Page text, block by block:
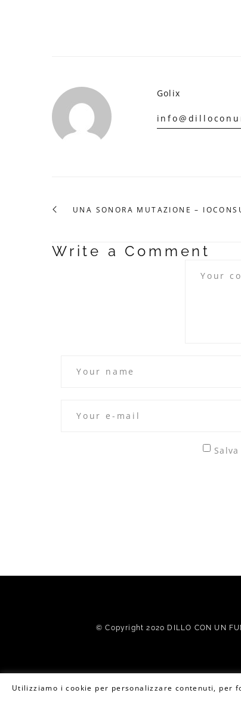
Golix
UNA SONORA MUTAZIONE –
Write a Comment
© Copyright 2020 DILLO CON UN
Utilizziamo i cookie per personalizzare contenuti,